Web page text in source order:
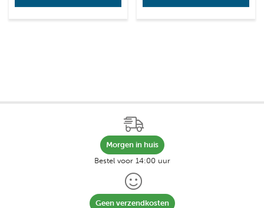
Morgen in huis
Bestel voor 14:00 uur
Geen verzendkosten